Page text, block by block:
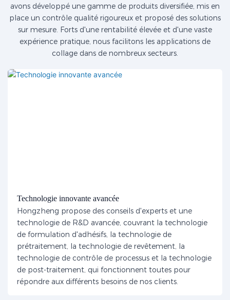
avons développé une gamme de produits diversifiée, mis en
place un contrôle qualité rigoureux et proposé des solutions
sur mesure. Forts d'une rentabilité élevée et d'une vaste
expérience pratique, nous facilitons les applications de
collage dans de nombreux secteurs.
Technologie innovante avancée
Hongzheng propose des conseils d'experts et une
technologie de R&D avancée, couvrant la technologie
de formulation d'adhésifs, la technologie de
prétraitement, la technologie de revêtement, la
technologie de contrôle de processus et la technologie
de post-traitement, qui fonctionnent toutes pour
répondre aux différents besoins de nos clients.